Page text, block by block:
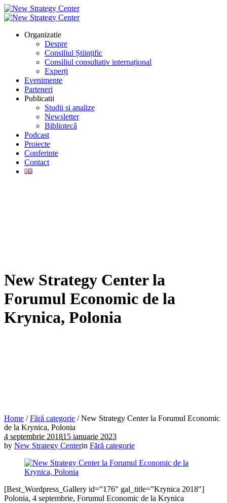
Organizatie
Despre
Consiliul Științific
Consiliul consultativ internațional
Experți
Evenimente
Parteneri
Publicatii
Studii si analize
Newsletter
Bibliotecă
Podcast
Proiecte
Conferinte
Contact
New Strategy Center la
Forumul Economic de la
Krynica, Polonia
Home /Fără categorie /New Strategy Center la Forumul Economic
de la Krynica, Polonia
4 septembrie 201815 ianuarie 2023
by New Strategy Centerin Fără categorie
[Best_Wordpress_Gallery id=”176″ gal_title=”Krynica 2018″]
Polonia, 4 septembrie, Forumul Economic de la Krynica